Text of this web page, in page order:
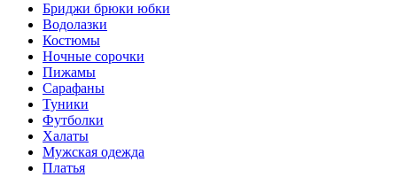
Бриджи брюки юбки
Водолазки
Костюмы
Ночные сорочки
Пижамы
Сарафаны
Туники
Футболки
Халаты
Мужская одежда
Платья